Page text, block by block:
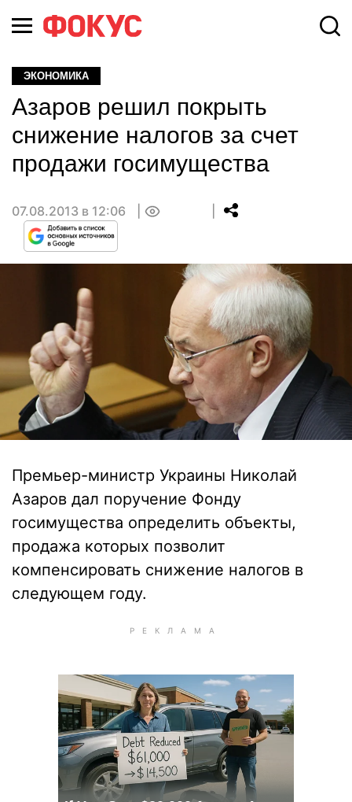
ЭКОНОМИКА
Азаров решил покрыть
снижение налогов за счет
продажи госимущества
07.08.2013 в 12:06
Премьер-министр Украины Николай
Азаров дал поручение Фонду
госимущества определить объекты,
продажа которых позволит
компенсировать снижение налогов в
следующем году.